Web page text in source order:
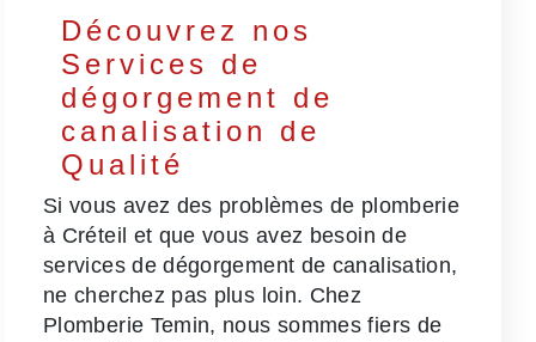
Découvrez nos
Services de
dégorgement de
canalisation de
Qualité
Si vous avez des problèmes de plomberie
à Créteil et que vous avez besoin de
services de dégorgement de canalisation,
ne cherchez pas plus loin. Chez
Plomberie Temin, nous sommes fiers de